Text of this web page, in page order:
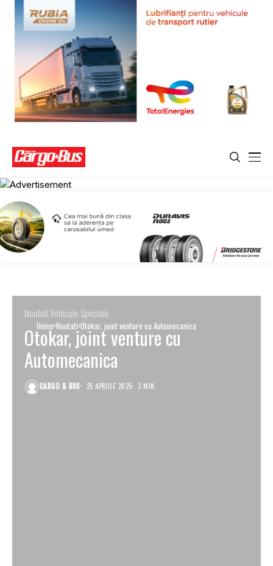
Home Noutati Otokar, joint venture cu Automecanica
NoutatiVehicule Speciale
Otokar, joint venture cu
Automecanica
CARGO & BUS 25 APRILIE 2025 3 MIN.